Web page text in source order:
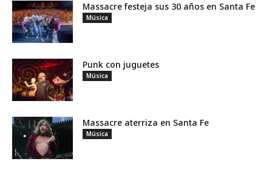
Massacre festeja sus 30 años en Santa Fe
Música
Punk con juguetes
Música
Massacre aterriza en Santa Fe
Música